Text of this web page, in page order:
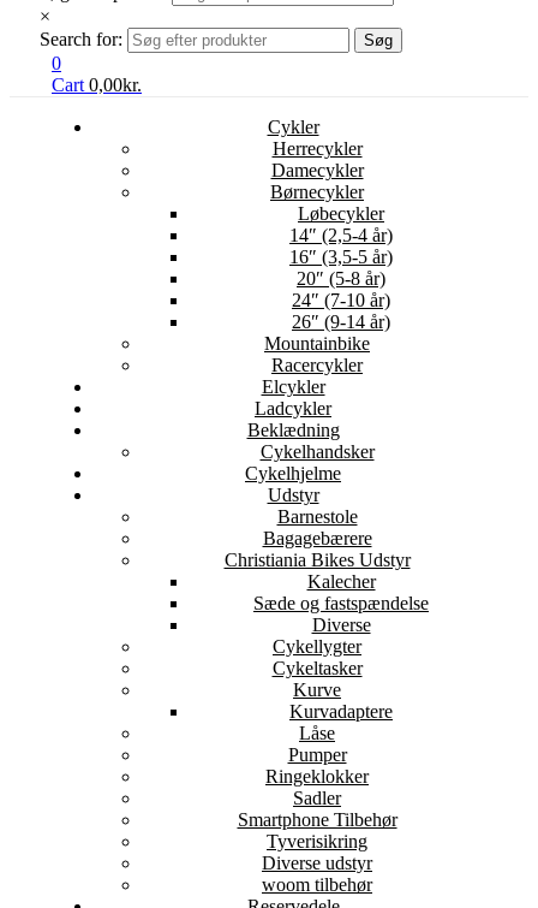
×
Search for:
Søg
0
Cart 0,00kr.
Cykler
Herrecykler
Damecykler
Børnecykler
Løbecykler
14″ (2,5-4 år)
16″ (3,5-5 år)
20″ (5-8 år)
24″ (7-10 år)
26″ (9-14 år)
Mountainbike
Racercykler
Elcykler
Ladcykler
Beklædning
Cykelhandsker
Cykelhjelme
Udstyr
Barnestole
Bagagebærere
Christiania Bikes Udstyr
Kalecher
Sæde og fastspændelse
Diverse
Cykellygter
Cykeltasker
Kurve
Kurvadaptere
Låse
Pumper
Ringeklokker
Sadler
Smartphone Tilbehør
Tyverisikring
Diverse udstyr
woom tilbehør